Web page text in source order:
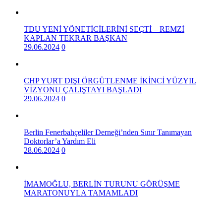
TDU YENİ YÖNETİCİLERİNİ SEÇTİ – REMZİ
KAPLAN TEKRAR BAŞKAN
29.06.2024 0
CHP YURT DIŞI ÖRGÜTLENME İKİNCİ YÜZYIL
VİZYONU ÇALIŞTAYI BAŞLADI
29.06.2024 0
Berlin Fenerbahçeliler Derneği’nden Sınır Tanımayan
Doktorlar’a Yardım Eli
28.06.2024 0
İMAMOĞLU, BERLİN TURUNU GÖRÜŞME
MARATONUYLA TAMAMLADI